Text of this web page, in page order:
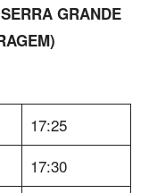
GRANDE
17:25
17:30